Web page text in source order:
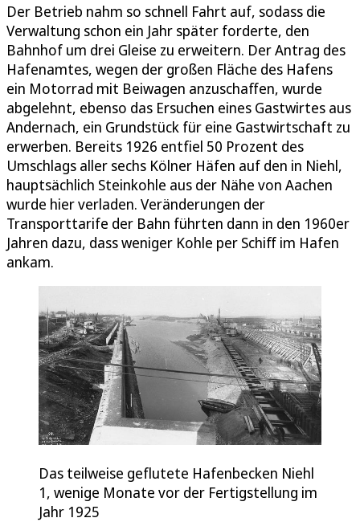
Der Betrieb nahm so schnell Fahrt auf, sodass die
Verwaltung schon ein Jahr später forderte, den
Bahnhof um drei Gleise zu erweitern. Der Antrag des
Hafenamtes, wegen der großen Fläche des Hafens
ein Motorrad mit Beiwagen anzuschaffen, wurde
abgelehnt, ebenso das Ersuchen eines Gastwirtes aus
Andernach, ein Grundstück für eine Gastwirtschaft zu
erwerben. Bereits 1926 entfiel 50 Prozent des
Umschlags aller sechs Kölner Häfen auf den in Niehl,
hauptsächlich Steinkohle aus der Nähe von Aachen
wurde hier verladen. Veränderungen der
Transporttarife der Bahn führten dann in den 1960er
Jahren dazu, dass weniger Kohle per Schiff im Hafen
ankam.
Das teilweise geflutete Hafenbecken Niehl
1, wenige Monate vor der Fertigstellung im
Jahr 1925